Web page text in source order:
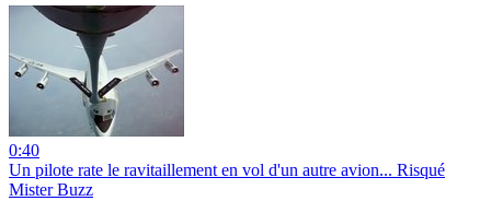
0:40
Un pilote rate le ravitaillement en vol d'un autre avion... Risqué
Mister Buzz